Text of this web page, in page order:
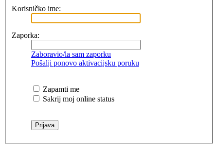
Korisničko ime:
Zaporka:
Zaboravio/la sam zaporku
Pošalji ponovo aktivacijsku poruku
Zapamti me
Sakrij moj online status